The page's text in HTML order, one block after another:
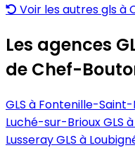
Voir les autres gls à
Les agences
de Chef-
GLS à Fontenille-
Luché-sur-BriouxGLS
LusserayGLS à